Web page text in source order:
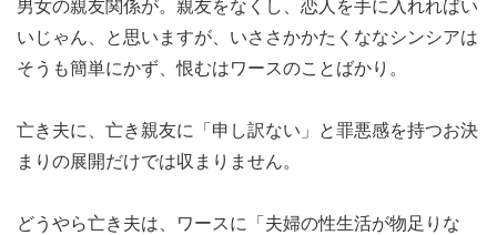
男女の親友関係が。親友をなくし、恋人を手に入れればい
いじゃん、と思いますが、いささかかたくななシンシアは
そうも簡単にかず、恨むはワースのことばかり。
亡き夫に、亡き親友に「申し訳ない」と罪悪感を持つお決
まりの展開だけでは収まりません。
どうやら亡き夫は、ワースに「夫婦の性生活が物足りな